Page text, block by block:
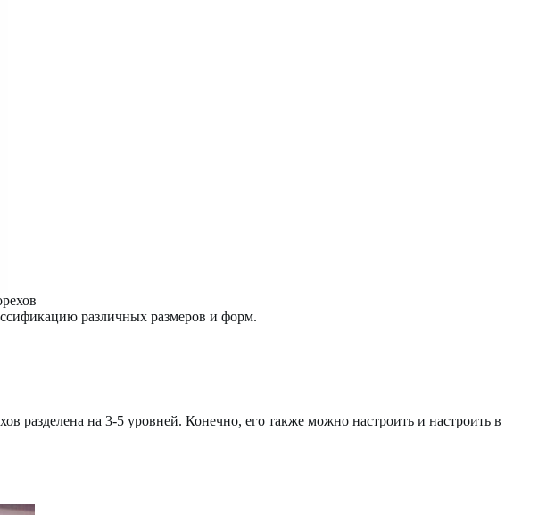
различных размеров и форм.
разделена на 3-5 уровней. Конечно, его также можно настроить и настроить в